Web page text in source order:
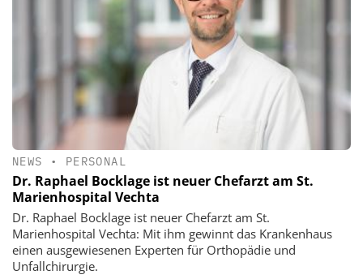
NEWS • PERSONAL
Dr. Raphael Bocklage ist neuer Chefarzt am St.
Marienhospital Vechta
Dr. Raphael Bocklage ist neuer Chefarzt am St.
Marienhospital Vechta: Mit ihm gewinnt das Krankenhaus
einen ausgewiesenen Experten für Orthopädie und
Unfallchirurgie.